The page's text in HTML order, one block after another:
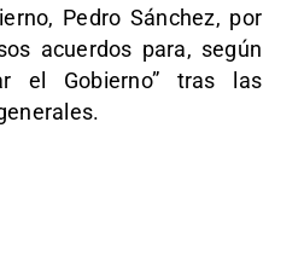
Pedro Sánchez, por
acuerdos para, según
el Gobierno” tras las